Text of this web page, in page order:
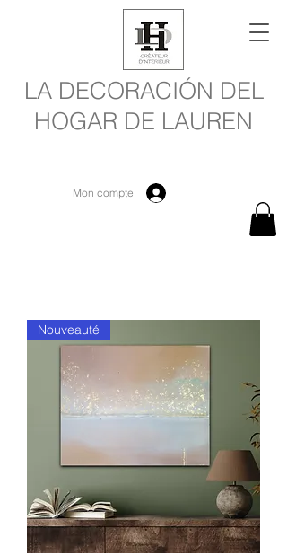
LA DECORACIÓN DEL
HOGAR DE LAUREN
Mon compte
Nouveauté